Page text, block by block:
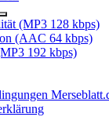
(MP3 128 kbps)
(AAC 64 kbps)
192 kbps)